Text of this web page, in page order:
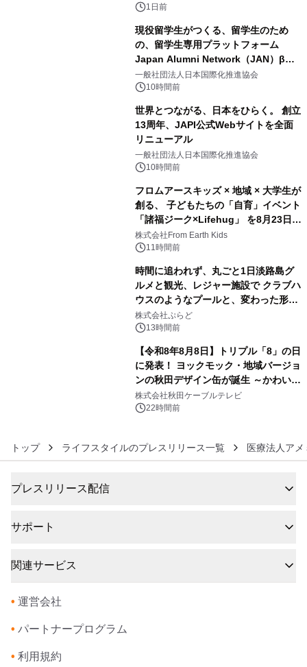
ボグッズも発売決定！
1日前
現役留学生がつくる、留学生のため
の、留学生専用プラットフォーム
Japan Alumni Network（JAN）β版
をリリース
一般社団法人日本国際化推進協会
10時間前
世界とつながる、日本をひらく。 創立
13周年、JAPI公式Webサイトを全面
リニューアル
一般社団法人日本国際化推進協会
10時間前
フロムアースキッズ × 地域 × 大学生が
創る、 子どもたちの「自育」イベント
「諸福ジーク×Lifehug」 を8月23日
(日)開催
株式会社From Earth Kids
11時間前
時間に追われず、丸ごと1日淡路島グ
ルメと観光、レジャー施設で クラブハ
ウスのようなプールと、変わった形の
サウナも 「THE BOXY AWAJI」のお
得な素泊まり連泊プランで
株式会社ぷらど
13時間前
【令和8年8月8日】トリプル「8」の日
に発表！ ヨックモック・地域バージョ
ンの秋田デザイン缶が誕生 ～かわいい
秋田犬の子犬と秋田の四季と名所を巡
るパッケージ～ 9月1日(火)秋田県内で
株式会社秋田ケーブルテレビ
22時間前
トップ ライフスタイルのプレスリリース一覧 医療法人ア
プレスリリース配信
サポート
関連サービス
• 運営会社
• パートナープログラム
• 利用規約